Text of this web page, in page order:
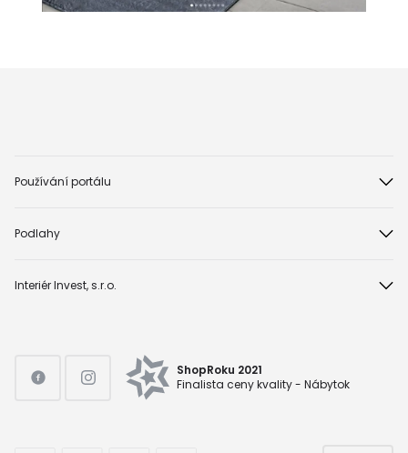
Používání portálu
Podlahy
Interiér Invest, s.r.o.
ShopRoku 2021
Finalista ceny kvality - Nábytok